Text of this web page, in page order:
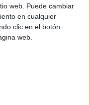
web. Puede cambiar
en cualquier
clic en el botón
web.
que el consum
rebuda
van fer-hi